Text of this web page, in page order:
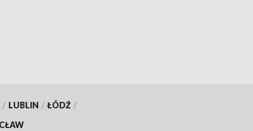
/ LUBLIN / ŁÓDŹ /